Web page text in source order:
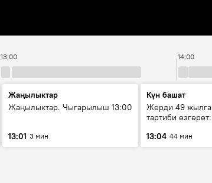
13:00 14:00
Жаңылыктар
Жаңылыктар. Чыгарылыш 13:00
13:01 3 мин
Күн башат
Жерди 49 жылга
тартиби
13:04 44 мин